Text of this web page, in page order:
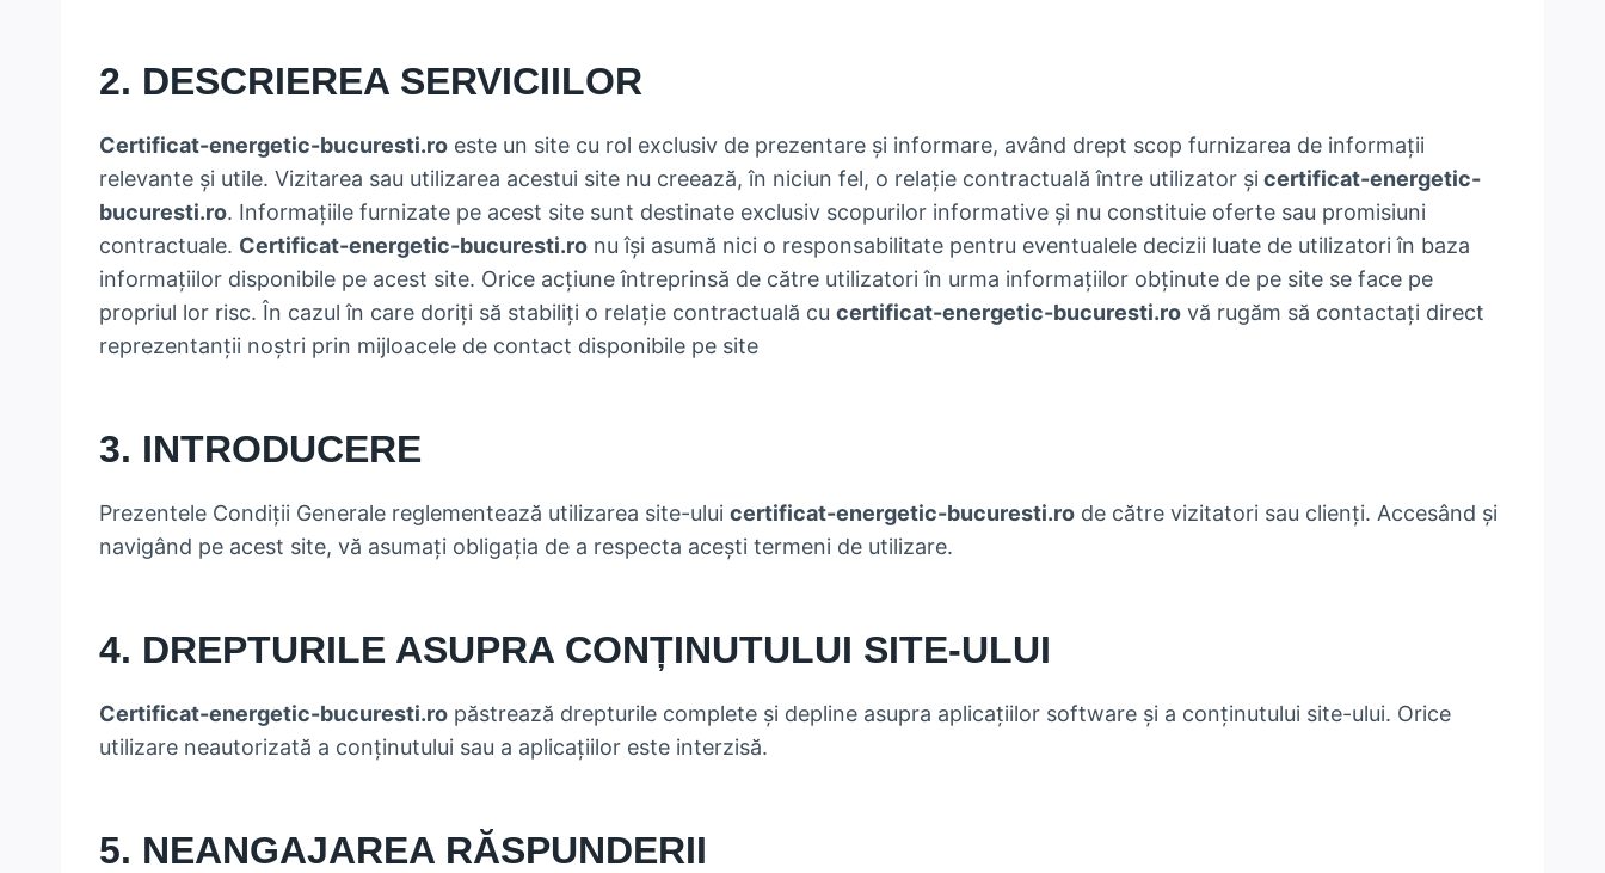
2. DESCRIEREA SERVICIILOR
Certificat-energetic-bucuresti.ro este un site cu rol exclusiv de prezentare și informare, având drept scop furnizarea de informații
relevante și utile. Vizitarea sau utilizarea acestui site nu creează, în niciun fel, o relație contractuală între utilizator și certificat-energetic-
bucuresti.ro. Informațiile furnizate pe acest site sunt destinate exclusiv scopurilor informative și nu constituie oferte sau promisiuni
contractuale. Certificat-energetic-bucuresti.ro nu își asumă nici o responsabilitate pentru eventualele decizii luate de utilizatori în baza
informațiilor disponibile pe acest site. Orice acțiune întreprinsă de către utilizatori în urma informațiilor obținute de pe site se face pe
propriul lor risc. În cazul în care doriți să stabiliți o relație contractuală cu certificat-energetic-bucuresti.ro vă rugăm să contactați direct
reprezentanții noștri prin mijloacele de contact disponibile pe site
3. INTRODUCERE
Prezentele Condiții Generale reglementează utilizarea site-ului certificat-energetic-bucuresti.ro de către vizitatori sau clienți. Accesând și
navigând pe acest site, vă asumați obligația de a respecta acești termeni de utilizare.
4. DREPTURILE ASUPRA CONȚINUTULUI SITE-ULUI
Certificat-energetic-bucuresti.ro păstrează drepturile complete și depline asupra aplicațiilor software și a conținutului site-ului. Orice
utilizare neautorizată a conținutului sau a aplicațiilor este interzisă.
5. NEANGAJAREA RĂSPUNDERII